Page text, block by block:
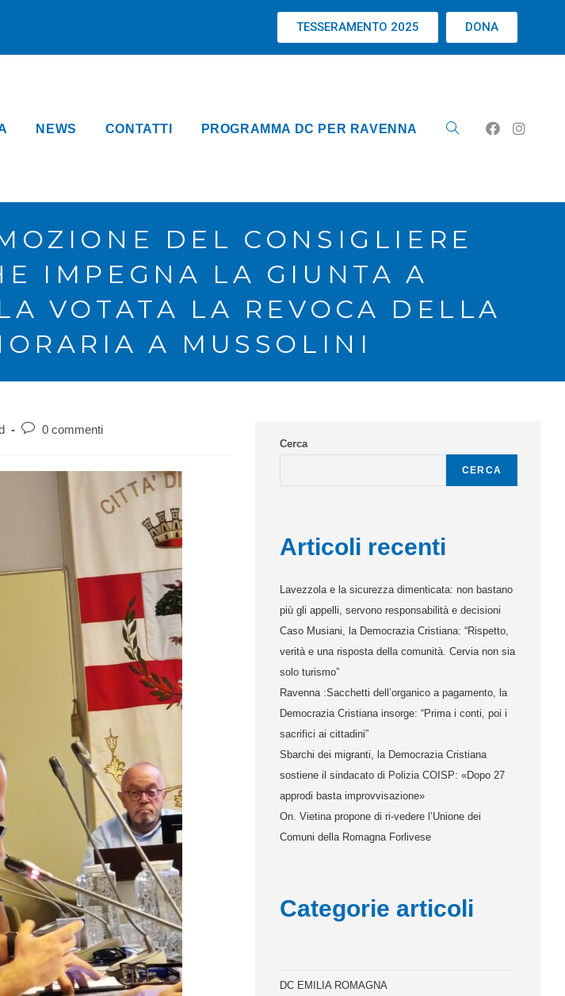
TESSERAMENTO 2025 DONA
NEWS CONTATTI PROGRAMMA DC PER RAVENNA
DEL CONSIGLIERE
IMPEGNA LA GIUNTA A
VOTATA LA REVOCA DELLA
A MUSSOLINI
0 commenti
Cerca
CERCA
Articoli recenti
Lavezzola e la sicurezza dimenticata: non bastano
più gli appelli, servono responsabilità e decisioni
Caso Musiani, la Democrazia Cristiana: “Rispetto,
verità e una risposta della comunità. Cervia non sia
solo turismo”
Ravenna :Sacchetti dell’organico a pagamento, la
Democrazia Cristiana insorge: “Prima i conti, poi i
sacrifici ai cittadini”
Sbarchi dei migranti, la Democrazia Cristiana
sostiene il sindacato di Polizia COISP: «Dopo 27
approdi basta improvvisazione»
On. Vietina propone di ri-vedere l’Unione dei
Comuni della Romagna Forlivese
Categorie articoli
DC EMILIA ROMAGNA